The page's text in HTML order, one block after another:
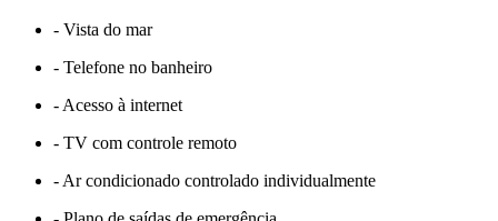
- Vista do mar
- Telefone no banheiro
- Acesso à internet
- TV com controle remoto
- Ar condicionado controlado individualmente